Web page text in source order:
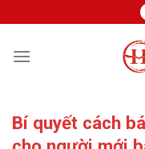
đến
nội
Bí quyết cách